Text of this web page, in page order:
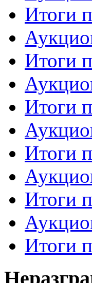
Итоги
Итоги
Итоги
Итоги
Итоги
Итоги